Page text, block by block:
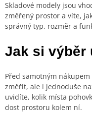
Skladové modely jsou
změřený prostor a víte,
správný typ, rozměr a
Jak si výběr
Před samotným
změřit, ale i jednoduše
uvidíte, kolik místa
dost prostoru kolem ní.